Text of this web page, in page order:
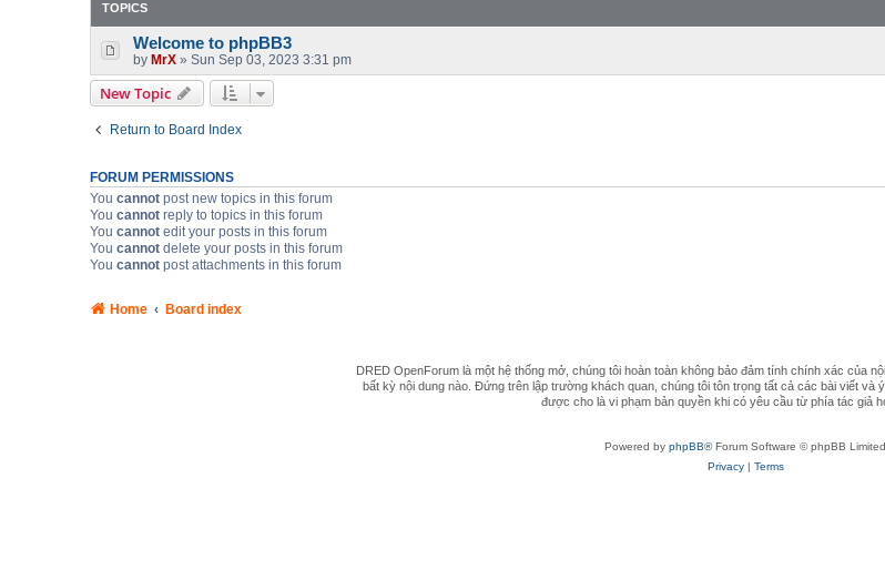
TOPICS
Welcome to phpBB3
by MrX» Sun Sep 03, 2023 3:31 pm
New Topic
Return to Board Index
FORUM PERMISSIONS
You cannotpost new topics in this forum
You cannotreply to topics in this forum
You cannotedit your posts in this forum
You cannotdelete your posts in this forum
You cannotpost attachments in this forum
Home Board index
DRED OpenForum là một hệ thống mở, chúng tôi hoàn toàn không bảo đảm tính chính xác của
bất kỳ nội dung nào. Đứng trên lập trường khách quan, chúng tôi tôn trọng tất cả các bài viết và
được cho là vi phạm bản quyền khi có yêu cầu từ phía tác giả
Powered by phpBB®Forum Software © phpBB Limited
Privacy| Terms